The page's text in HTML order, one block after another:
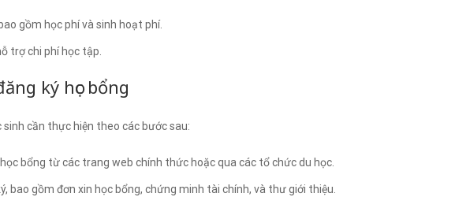
gồm học phí và sinh hoạt phí.
trợ chi phí học tập.
ký học bổng
sinh cần thực hiện theo các bước sau:
bổng từ các trang web chính thức hoặc qua các tổ chức du học.
bao gồm đơn xin học bổng, chứng minh tài chính, và thư giới thiệu.